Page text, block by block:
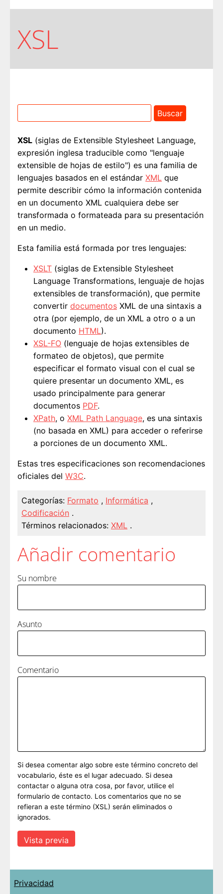
XSL
XSL (siglas de Extensible Stylesheet Language,
expresión inglesa traducible como "lenguaje
extensible de hojas de estilo") es una familia de
lenguajes basados en el estándar XML que
permite describir cómo la información contenida
en un documento XML cualquiera debe ser
transformada o formateada para su presentación
en un medio.
Esta familia está formada por tres lenguajes:
XSLT (siglas de Extensible Stylesheet
Language Transformations, lenguaje de hojas
extensibles de transformación), que permite
convertir documentos XML de una sintaxis a
otra (por ejemplo, de un XML a otro o a un
documento HTML).
XSL-FO (lenguaje de hojas extensibles de
formateo de objetos), que permite
especificar el formato visual con el cual se
quiere presentar un documento XML, es
usado principalmente para generar
documentos PDF.
XPath, o XML Path Language, es una sintaxis
(no basada en XML) para acceder o referirse
a porciones de un documento XML.
Estas tres especificaciones son recomendaciones
oficiales del W3C.
Categorías: Formato , Informática ,
Codificación .
Términos relacionados: XML .
Añadir comentario
Su nombre
Asunto
Comentario
Si desea comentar algo sobre este término concreto del
vocabulario, éste es el lugar adecuado. Si desea
contactar o alguna otra cosa, por favor, utilice el
formulario de contacto. Los comentarios que no se
refieran a este término (XSL) serán eliminados o
ignorados.
Privacidad